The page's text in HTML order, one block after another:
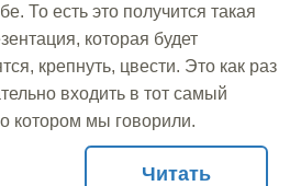
То есть это получится такая
которая будет
крепнуть, цвести. Это как раз
входить в тот самый
котором мы говорили.
Читать